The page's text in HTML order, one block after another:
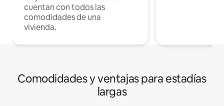
cuentan con todos las
comodidades de una
vivienda.
Comodidades y ventajas para estadías
largas